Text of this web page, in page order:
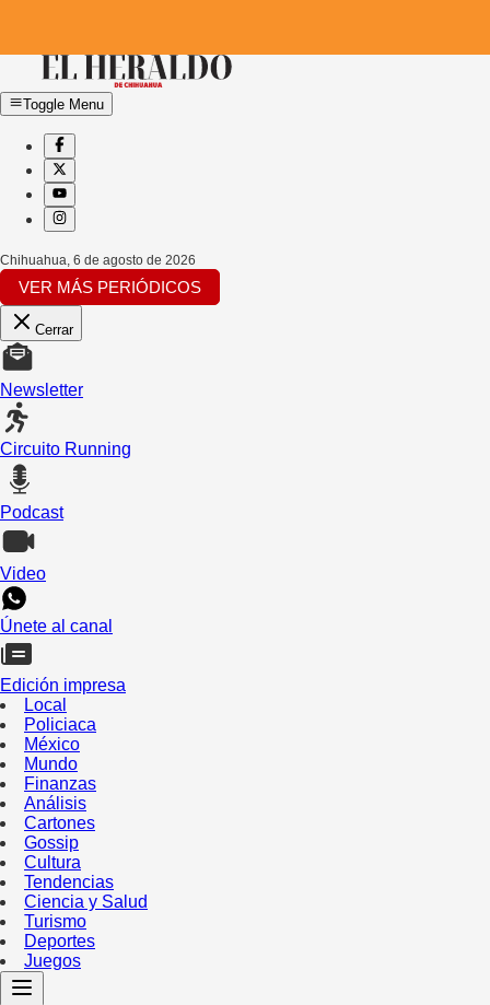
Toggle Menu
Chihuahua 6 de agosto de 2026
VER MÁS PERIÓDICOS
Cerrar
Newsletter
Circuito Running
Podcast
Video
Únete al canal
Edición impresa
Local
Policiaca
México
Mundo
Finanzas
Análisis
Cartones
Gossip
Cultura
Tendencias
Ciencia y Salud
Turismo
Deportes
Juegos